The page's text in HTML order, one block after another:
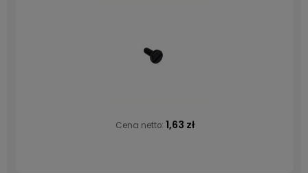
Cena netto: 1,63 zł